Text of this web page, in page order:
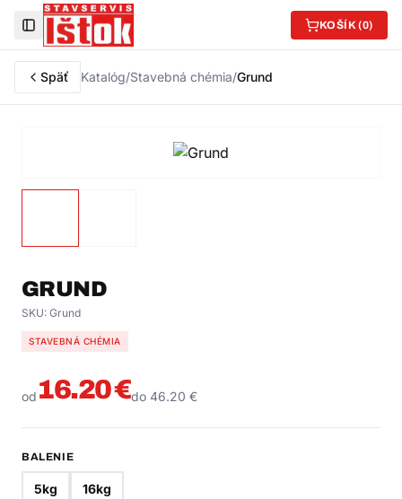
Toggle Sidebar KOŠÍK (0)
Späť Katalóg/Stavebná chémia/Grund
GRUND
SKU: Grund
STAVEBNÁ CHÉMIA
od 16.20€do 46.20 €
BALENIE
5kg 16kg